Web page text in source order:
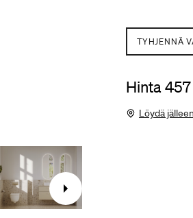
TYHJENNÄ
Hinta
Löydä